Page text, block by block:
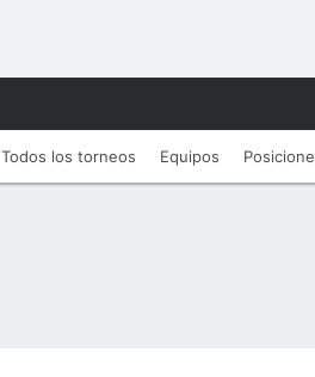
Todos los torneos Equipos